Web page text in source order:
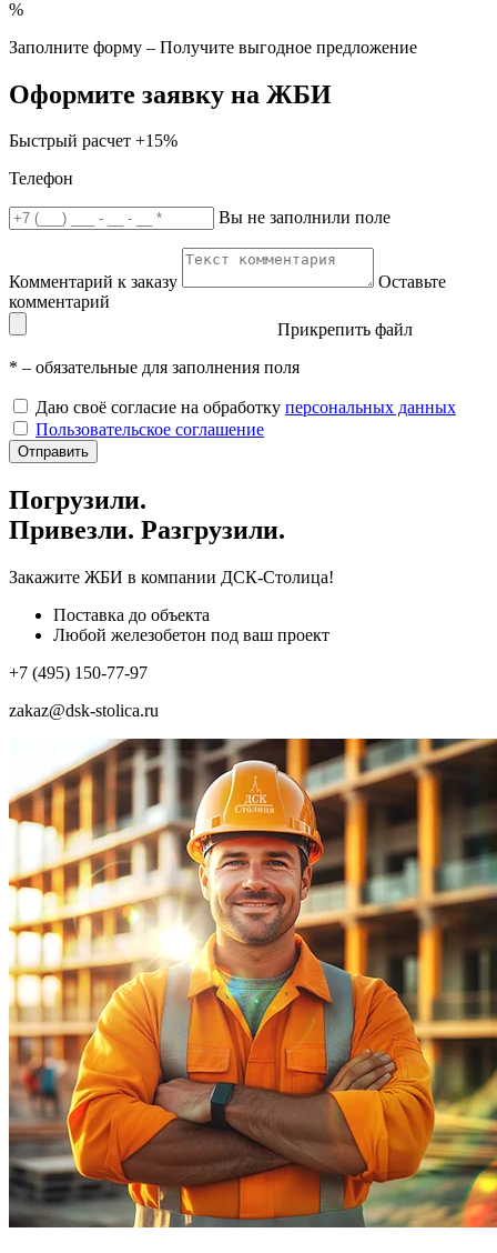
%
Заполните форму – Получите выгодное предложение
Оформите заявку на ЖБИ
Быстрый расчет +15%
Телефон
Вы не заполнили поле
Комментарий к заказу
Оставьте
комментарий
Прикрепить файл
* – обязательные для заполнения поля
Даю своё согласие на обработку персональных данных
Пользовательское соглашение
Отправить
Погрузили.
Привезли. Разгрузили.
Закажите ЖБИ в компании ДСК-Столица!
Поставка до объекта
Любой железобетон под ваш проект
+7 (495) 150-77-97
zakaz@dsk-stolica.ru